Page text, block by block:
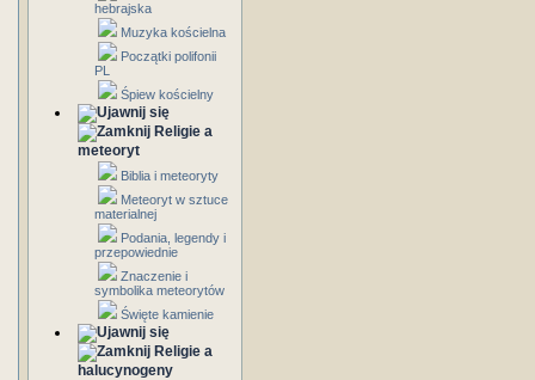
hebrajska
Muzyka kościelna
Początki polifonii
PL
Śpiew kościelny
Religie a
meteoryt
Biblia i meteoryty
Meteoryt w sztuce
materialnej
Podania, legendy i
przepowiednie
Znaczenie i
symbolika meteorytów
Święte kamienie
Religie a
halucynogeny